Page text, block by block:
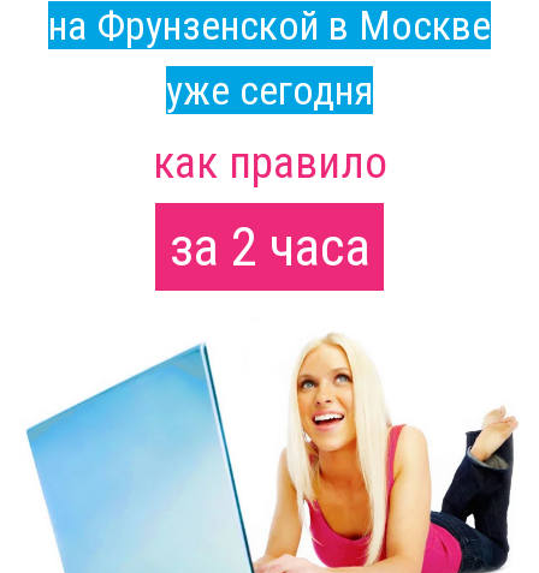
на Фрунзенской в Москве
уже сегодня
как правило
за 2 часа